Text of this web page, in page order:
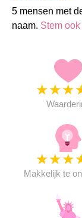
5 mensen met
naam. Stem
★★★
★★★
Makkelijk te